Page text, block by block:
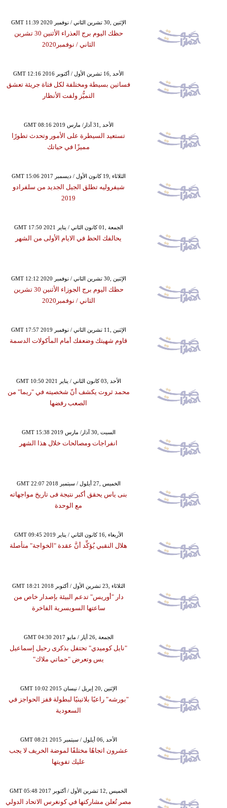
GMT 11:39 2020 الإثنين ,30 تشرين الثاني / نوفمبر
حظك اليوم برج العذراء الأثنين 30 تشرين
الثاني / نوفمبر2020
GMT 12:16 2016 الأحد ,16 تشرين الأول / أكتوبر
فساتين بسيطة ومختلفة لكل فتاة جريئة تعشق
التميُّز ولفت الأنظار
GMT 08:16 2019 الأحد ,31 آذار/ مارس
تستعيد السيطرة على الأمور وتحدث تطورًا
مميزًا في حياتك
GMT 15:06 2017 الثلاثاء ,19 كانون الأول / ديسمبر
شيفروليه تطلق الجيل الجديد من سلفرادو
2019
GMT 17:50 2021 الجمعة ,01 كانون الثاني / يناير
يحالفك الحظ في الايام الأولى من الشهر
GMT 12:12 2020 الإثنين ,30 تشرين الثاني / نوفمبر
حظك اليوم برج الجوزاء الأثنين 30 تشرين
الثاني / نوفمبر2020
GMT 17:57 2019 الإثنين ,11 تشرين الثاني / نوفمبر
قاوم شهيتك وضعفك أمام المأكولات الدسمة
GMT 10:50 2021 الأحد ,03 كانون الثاني / يناير
محمد ثروت يكشف أنّ شخصيته في "ريما" من
الصعب رفضها
GMT 15:38 2019 السبت ,30 آذار/ مارس
انفراجات ومصالحات خلال هذا الشهر
GMT 22:07 2018 الخميس ,27 أيلول / سبتمبر
بنى ياس يحقق أكبر نتيجة فى تاريخ مواجهاته
مع الوحدة
GMT 09:45 2019 الأربعاء ,16 كانون الثاني / يناير
هلال النقبي يُؤكِّد أنَّ عقدة "الخواجة" متأصلة
GMT 18:21 2018 الثلاثاء ,23 تشرين الأول / أكتوبر
دار "أوريس" تدعم البيئة بإصدار خاص من
ساعتها السويسرية الفاخرة
GMT 04:30 2017 الجمعة ,26 أيار / مايو
"نايل كوميدي" تحتفل بذكرى رحيل إسماعيل
يس وتعرض "حماتي ملاك"
GMT 10:02 2015 الإثنين ,20 إبريل / نيسان
"بورشه" راعيًا بلاتينيًا لبطولة قفز الحواجز في
السعودية
GMT 08:21 2015 الأحد ,06 أيلول / سبتمبر
عشرون اتجاهًا مختلفًا لموضة الخريف لا يجب
عليك تفويتها
GMT 05:48 2017 الخميس ,12 تشرين الأول / أكتوبر
مصر تُعلن مشاركتها في كونغرس الاتحاد الدولي